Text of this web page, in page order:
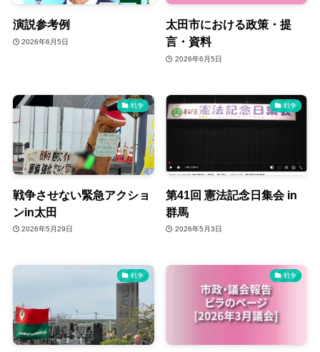
演説参考例
2026年6月5日
太田市における政策・提
言・資料
2026年6月5日
戦争
戦争させない緊急アクショ
ンin太田
2026年5月29日
戦争
第41回 憲法記念日集会 in
群馬
2026年5月3日
戦争 戦争